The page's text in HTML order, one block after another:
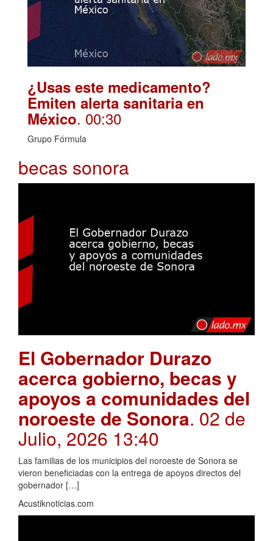
¿Usas este medicamento?
Emiten alerta sanitaria en
México. 00:30
Grupo Fórmula
becas sonora
El Gobernador Durazo
acerca gobierno, becas y
apoyos a comunidades del
noroeste de Sonora. 02 de
Julio, 2026 13:40
Las familias de los municipios del noroeste de Sonora se
vieron beneficiadas con la entrega de apoyos directos del
gobernador […]
Acustiknoticias.com